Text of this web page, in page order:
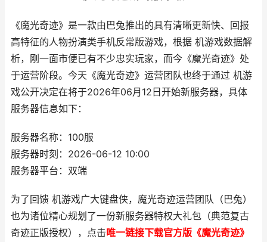
《魔光奇迹》是一款由巴兔推出的具有清晰更新快、回报
高特征的人物扮演类手机反常版游戏，根据 机游戏数据解
析，刚一面市便已有不少忠实玩家，而今《魔光奇迹》处
于运营阶段。今天《魔光奇迹》运营团队也终于通过 机游
戏公开决定在将于2026年06月12日开始新服务器，具体
服务器信息如下：
服务器名称：100服
服务器时刻：2026-06-12 10:00
服务器平台：双端
为了回馈 机游戏广大键盘侠，魔光奇迹运营团队（巴兔）
也为诸位精心规划了一份新服务器特权大礼包（典范复古
奇迹正版授权），点击唯一链接下载官方版《魔光奇迹》